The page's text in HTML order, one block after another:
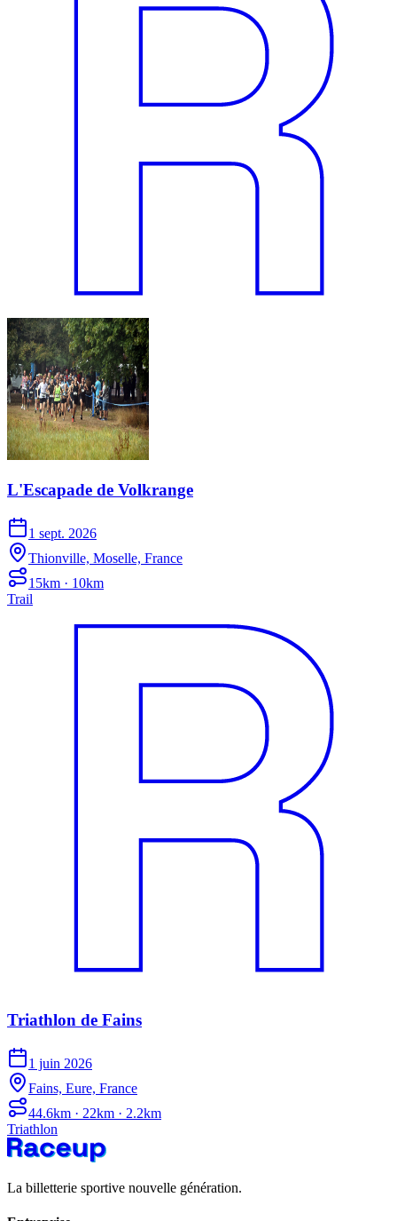
L'Escapade de Volkrange
1 sept. 2026
Thionville, Moselle, France
15km · 10km
Trail
Triathlon de Fains
1 juin 2026
Fains, Eure, France
44.6km · 22km · 2.2km
Triathlon
La billetterie sportive nouvelle génération.